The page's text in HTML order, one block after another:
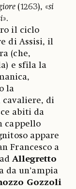
(1263), «si
».
il ciclo
di Assisi, il
(che,
e sfila la
la
cavaliere, di
abiti da
cappello
appare
Francesco a
adAllegretto
da un’ampia
Gozzoli